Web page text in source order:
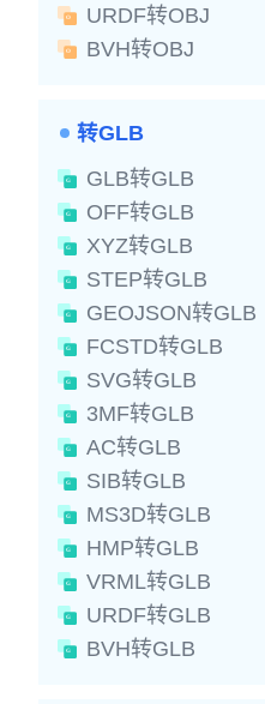
URDF转OBJ
BVH转OBJ
转GLB
GLB转GLB
OFF转GLB
XYZ转GLB
STEP转GLB
GEOJSON转GLB
FCSTD转GLB
SVG转GLB
3MF转GLB
AC转GLB
SIB转GLB
MS3D转GLB
HMP转GLB
VRML转GLB
URDF转GLB
BVH转GLB